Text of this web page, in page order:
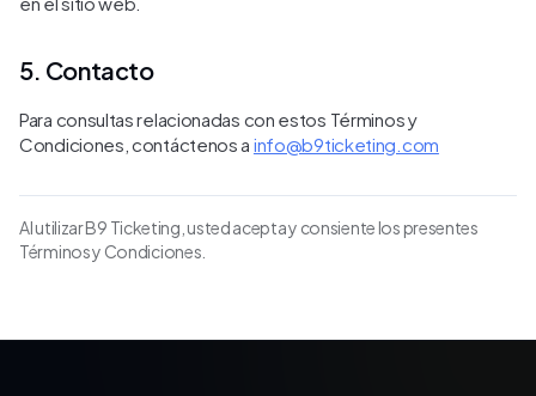
5. Contacto
Para consultas relacionadas con estos Términos y
Condiciones, contáctenos a info@b9ticketing.com
Al utilizar B9 Ticketing, usted acepta y consiente los presentes
Términos y Condiciones.